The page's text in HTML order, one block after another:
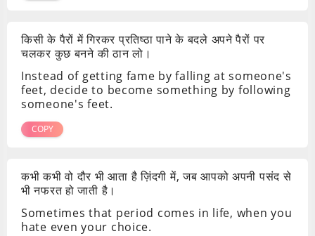
किसी के पैरों में गिरकर प्रतिष्ठा पाने के बदले अपने पैरों पर
चलकर कुछ बनने की ठान लो।
Instead of getting fame by falling at someone's
feet, decide to become something by following
someone's feet.
COPY
कभी कभी वो दौर भी आता है ज़िंदगी में, जब आपको अपनी पसंद से
भी नफरत हो जाती है।
Sometimes that period comes in life, when you
hate even your choice.